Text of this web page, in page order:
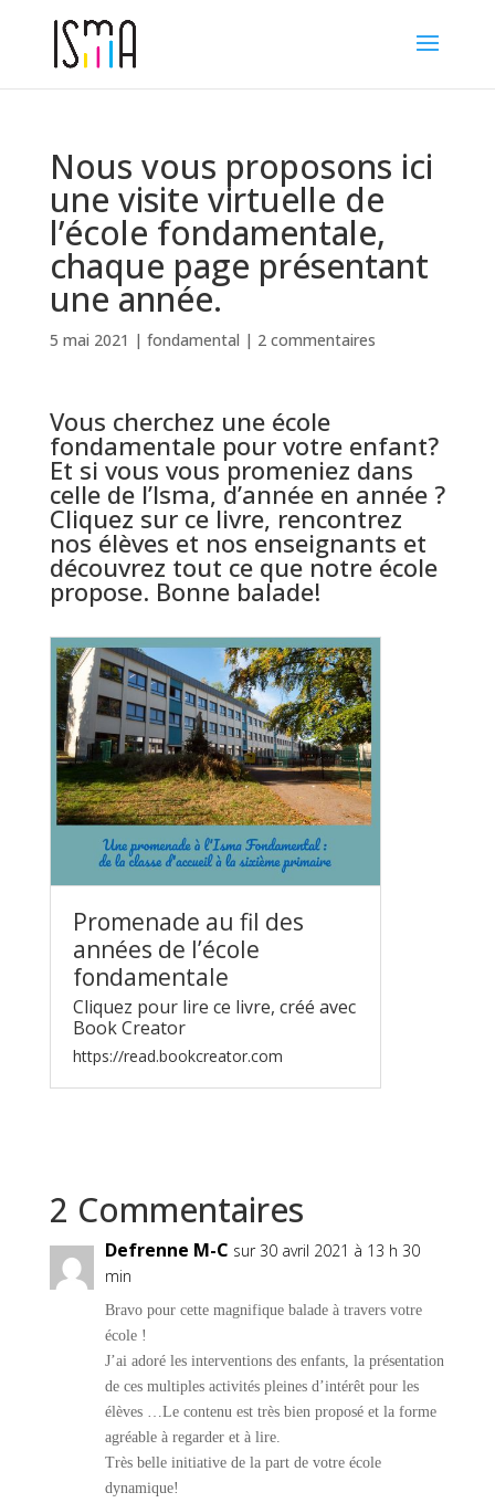
Nous vous proposons ici
une visite virtuelle de
l’école fondamentale,
chaque page présentant
une année.
5 mai 2021 | fondamental | 2 commentaires
Vous cherchez une école
fondamentale pour votre enfant?
Et si vous vous promeniez dans
celle de l’Isma, d’année en année ?
Cliquez sur ce livre, rencontrez
nos élèves et nos enseignants et
découvrez tout ce que notre école
propose. Bonne balade!
Promenade au fil des
années de l’école
fondamentale
Cliquez pour lire ce livre, créé avec
Book Creator
https://read.bookcreator.com
2 Commentaires
Defrenne M-C sur 30 avril 2021 à 13 h 30
min
Bravo pour cette magnifique balade à travers votre
école !
J’ai adoré les interventions des enfants, la présentation
de ces multiples activités pleines d’intérêt pour les
élèves …Le contenu est très bien proposé et la forme
agréable à regarder et à lire.
Très belle initiative de la part de votre école
dynamique!